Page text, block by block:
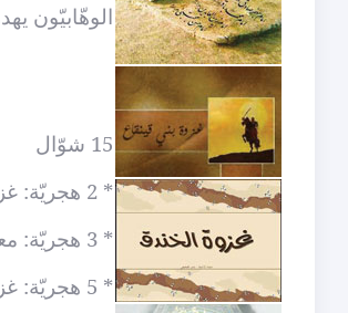
الوهّابيّون
15 شوّال
* 2 هجريّة: غزوة بني قَينُقاع.
* 3 هجريّة: معركة أُحُد.
* 5 هجريّة: غزوة الأحزاب أو الخندق.